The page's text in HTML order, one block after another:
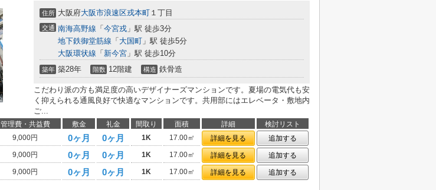
住所 大阪府大阪市浪速区戎本町 １丁目
交通 南海高野線 「 今宮戎 」駅 徒歩3分
地下鉄御堂筋線 「 大国町 」駅 徒歩5分
大阪環状線 「 新今宮 」駅 徒歩10分
築年 築28年 階数 12階建 構造 鉄骨造
こだわり派の方も満足度の高いデザイナーズマンションです。夏場の電気代も安
く抑えられる通風良好で快適なマンションです。共用部にはエレベータ・敷地内
ご...
管理費・共益費 敷金 礼金 間取り 面積 詳細
検討リスト
9,000円 0ヶ月 0ヶ月 1K 17.00㎡ 詳細を見る
追加する
9,000円 0ヶ月 0ヶ月 1K 17.00㎡ 詳細を見る
追加する
9,000円 0ヶ月 0ヶ月 1K 17.00㎡ 詳細を見る 追加する